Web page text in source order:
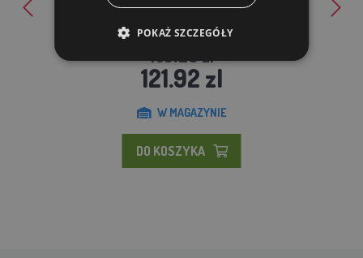
163.28 zl
121.92 zl
W MAGAZYNIE
DO KOSZYKA
POKAŻ SZCZEGÓŁY